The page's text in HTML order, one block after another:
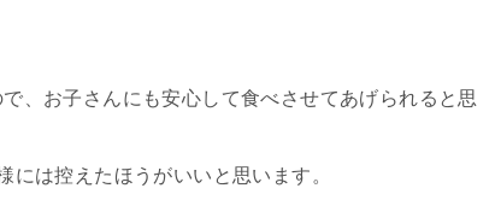
、お子さんにも安心して食べさせてあげられると思
は控えたほうがいいと思います。